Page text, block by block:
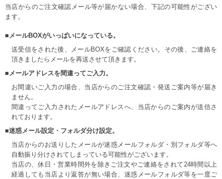
当店からのご注文確認メール等が届かない場合、下記の可能性がござい
ます。
■メールBOXがいっぱいになっている。
送受信をされた後、メールBOXをご確認ください。その後、ご連絡を
頂きましたらメールを再送させて頂きます。
■メールアドレスを間違ってご入力。
お間違いご入力の場合、当店からのご注文確認・発送ご案内等が届き
ません。
間違ってご入力されたメールアドレスへ、当店からのご案内が送信さ
れております。
■迷惑メール設定・フォルダ分け設定。
当店からのお送りしたメールが迷惑メールフォルダ・別フォルダ等へ
自動振り分けされてしまっている可能性がございます。
当店の、休日・営業時間外を除きご注文やご連絡をされて24時間以上
経過しても当店より返答が無い場合、迷惑メールフォルダ等を一度ご